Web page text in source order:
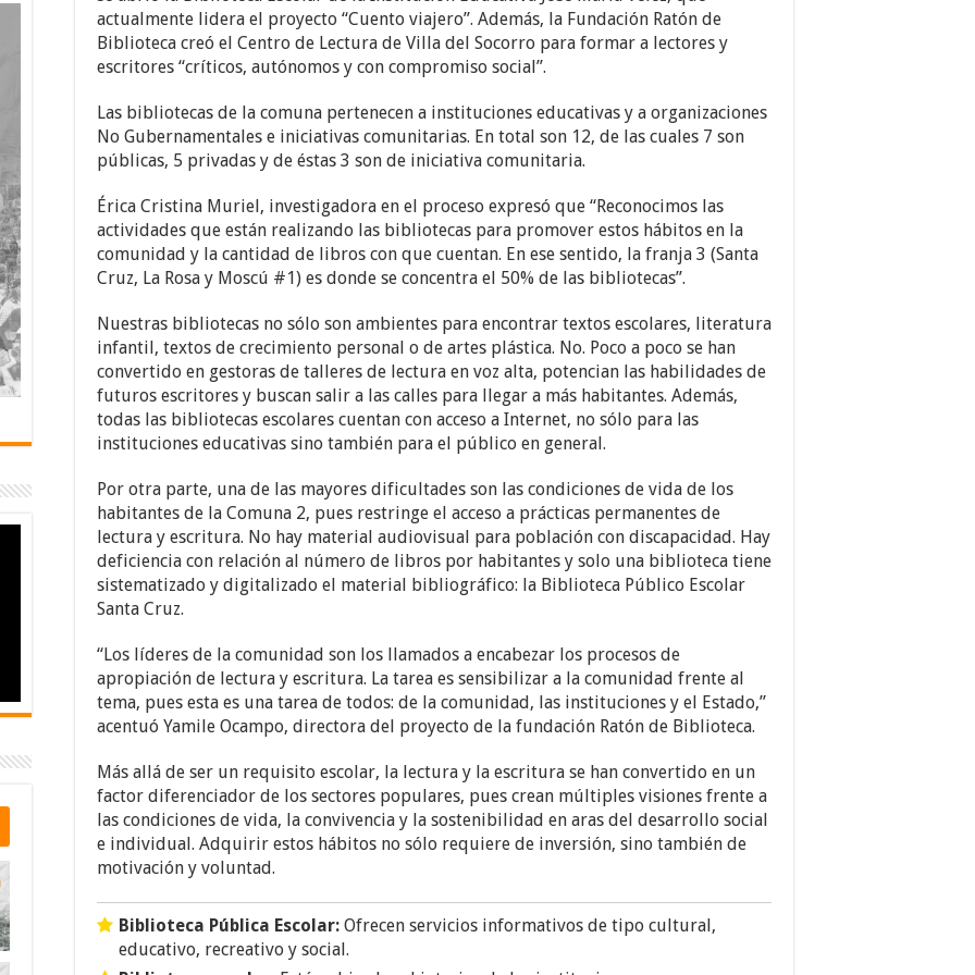
actualmente lidera el proyecto “Cuento viajero”. Además, la Fundación Ratón de
Biblioteca creó el Centro de Lectura de Villa del Socorro para formar a lectores y
escritores “críticos, autónomos y con compromiso social”.
Las bibliotecas de la comuna pertenecen a instituciones educativas y a organizaciones
No Gubernamentales e iniciativas comunitarias. En total son 12, de las cuales 7 son
públicas, 5 privadas y de éstas 3 son de iniciativa comunitaria.
Érica Cristina Muriel, investigadora en el proceso expresó que “Reconocimos las
actividades que están realizando las bibliotecas para promover estos hábitos en la
comunidad y la cantidad de libros con que cuentan. En ese sentido, la franja 3 (Santa
Cruz, La Rosa y Moscú #1) es donde se concentra el 50% de las bibliotecas”.
Nuestras bibliotecas no sólo son ambientes para encontrar textos escolares, literatura
infantil, textos de crecimiento personal o de artes plástica. No. Poco a poco se han
convertido en gestoras de talleres de lectura en voz alta, potencian las habilidades de
futuros escritores y buscan salir a las calles para llegar a más habitantes. Además,
todas las bibliotecas escolares cuentan con acceso a Internet, no sólo para las
instituciones educativas sino también para el público en general.
Por otra parte, una de las mayores dificultades son las condiciones de vida de los
habitantes de la Comuna 2, pues restringe el acceso a prácticas permanentes de
lectura y escritura. No hay material audiovisual para población con discapacidad. Hay
deficiencia con relación al número de libros por habitantes y solo una biblioteca tiene
sistematizado y digitalizado el material bibliográfico: la Biblioteca Público Escolar
Santa Cruz.
“Los líderes de la comunidad son los llamados a encabezar los procesos de
apropiación de lectura y escritura. La tarea es sensibilizar a la comunidad frente al
tema, pues esta es una tarea de todos: de la comunidad, las instituciones y el Estado,”
acentuó Yamile Ocampo, directora del proyecto de la fundación Ratón de Biblioteca.
Más allá de ser un requisito escolar, la lectura y la escritura se han convertido en un
factor diferenciador de los sectores populares, pues crean múltiples visiones frente a
las condiciones de vida, la convivencia y la sostenibilidad en aras del desarrollo social
e individual. Adquirir estos hábitos no sólo requiere de inversión, sino también de
motivación y voluntad.
Biblioteca Pública Escolar: Ofrecen servicios informativos de tipo cultural,
educativo, recreativo y social.